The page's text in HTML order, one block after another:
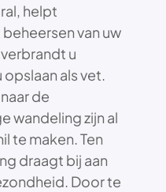
helpt
van uw
u
als vet.
de
wandeling zijn al
te maken. Ten
draagt bij aan
Door te